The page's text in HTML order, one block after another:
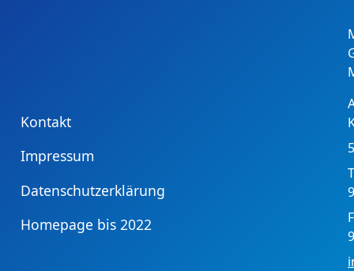
Kontakt
Impressum
Datenschutzerklärung
Homepage bis 2022